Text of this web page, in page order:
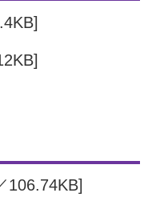
106.74KB]